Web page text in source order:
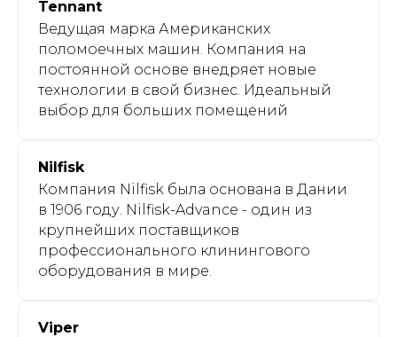
Tennant
Ведущая марка Американских
поломоечных машин. Компания на
постоянной основе внедряет новые
технологии в свой бизнес. Идеальный
выбор для больших помещений
Nilfisk
Компания Nilfisk была основана в Дании
в 1906 году. Nilfisk-Advance - один из
крупнейших поставщиков
профессионального клинингового
оборудования в мире.
Viper